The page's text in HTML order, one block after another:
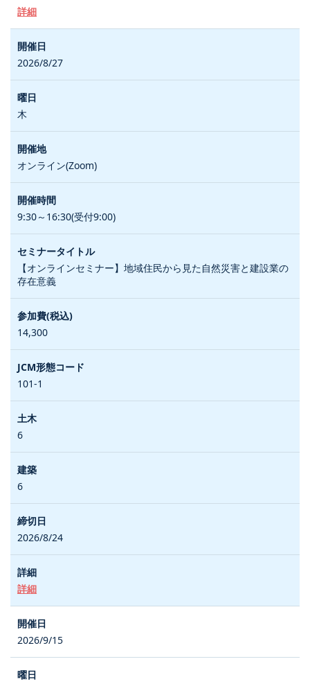
詳細
2026/8/27
木
オンライン(Zoom)
9:30～16:30(受付9:00)
【オンラインセミナー】地域住民から見た自然災害と建設業の
存在意義
14,300
101-1
6
6
2026/8/24
詳細
2026/9/15